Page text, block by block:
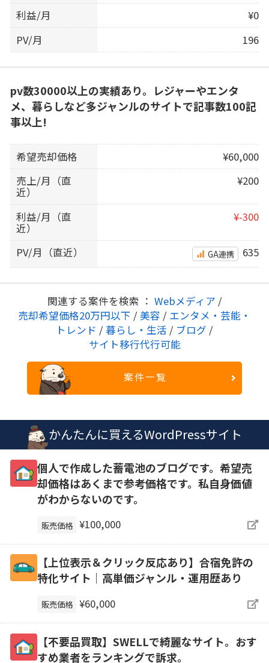
利益/月
¥0
PV/月
196
pv数30000以上の実績あり。レジャーやエンタ
メ、暮らしなど多ジャンルのサイトで記事数100記
事以上!
希望売却価格
¥60,000
売上/月（直
近）
¥200
利益/月（直
近）
¥-300
PV/月（直近） GA連携 635
関連する案件を検索 ： Webメディア /
売却希望価格20万円以下 / 美容 / エンタメ・芸能・
トレンド / 暮らし・生活 / ブログ /
サイト移行代行可能
案件一覧
かんたんに買えるWordPressサイト
個人で作成した蓄電池のブログです。希望売
却価格はあくまで参考価格です。私自身価値
がわからないのです。
販売価格 ¥100,000
【上位表示＆クリック反応あり】合宿免許の
特化サイト｜高単価ジャンル・運用歴あり
販売価格 ¥60,000
【不要品買取】SWELLで綺麗なサイト。おす
すめ業者をランキングで訴求。